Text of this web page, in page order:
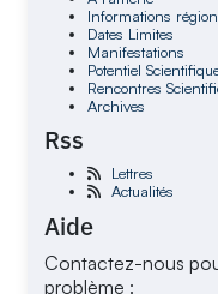
Informations
Dates Limites
Manifestations
Potentiel
Rencontres
Archives
Rss
Lettres
Actualités
Aide
Contactez-nous
problème :